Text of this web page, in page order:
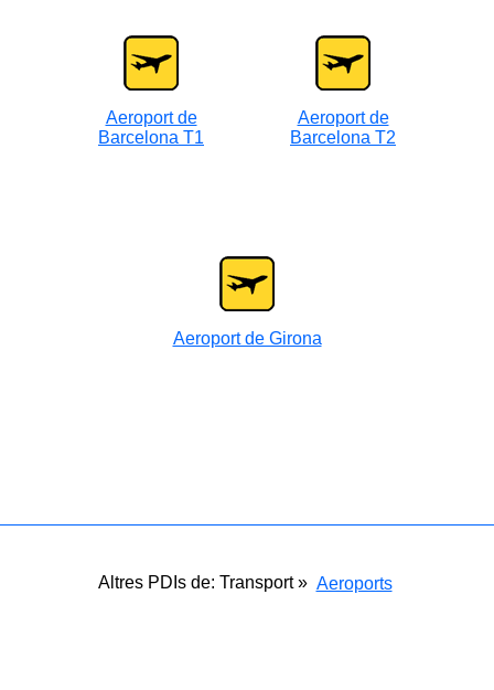
Aeroport de
Barcelona T1
Aeroport de
Barcelona T2
Aeroport de Girona
Altres PDIs de: Transport » Aeroports